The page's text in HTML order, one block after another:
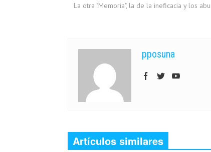
La otra "Memoria", la de la ineficacia y los
pposuna
Artículos similares